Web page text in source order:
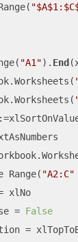
"A1"). End
Range(
"A2:C"
xlNo
=
False
=